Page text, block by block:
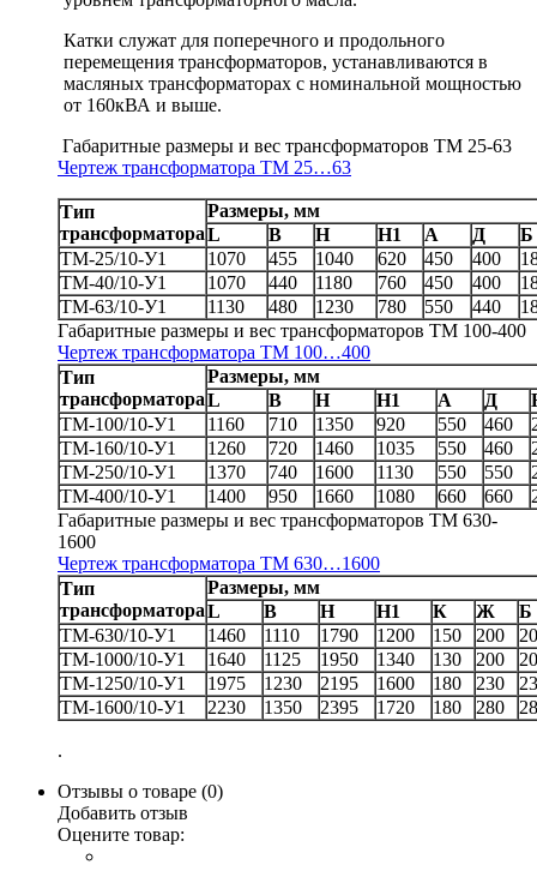
Катки служат для поперечного и продольного
перемещения трансформаторов, устанавливаются в
масляных трансформаторах с номинальной мощностью
от 160кВА и выше.
Габаритные размеры и вес трансформаторов ТМ 25-63
Чертеж трансформатора TM 25…63
Тип
трансформатора
Размеры, мм
L
B H H1 A Д
Б
ТМ-25/10-У1
1070 455 1040 620 450 400
ТМ-40/10-У1
1070 440 1180 760 450 400
ТМ-63/10-У1
1130 480 1230 780 550 440
Габаритные размеры и вес трансформаторов ТМ 100-400
Чертеж трансформатора TM 100…400
Тип
трансформатора
Размеры, мм
L
B H H1 A Д
ТМ-100/10-У1
1160 710 1350 920 550 460
ТМ-160/10-У1
1260 720 1460 1035 550 460
ТМ-250/10-У1
1370 740 1600 1130 550 550
ТМ-400/10-У1
1400 950 1660 1080 660 660
Габаритные размеры и вес трансформаторов ТМ 630-
1600
Чертеж трансформатора ТМ 630…1600
Тип
трансформатора
Размеры, мм
L
B H H1 К Ж
Б
ТМ-630/10-У1
1460 1110 1790 1200 150 200
ТМ-1000/10-У1
1640 1125 1950 1340 130 200
ТМ-1250/10-У1
1975 1230 2195 1600 180 230
ТМ-1600/10-У1
2230 1350 2395 1720 180 280
.
Отзывы о товаре (0)
Добавить отзыв
Оцените товар: